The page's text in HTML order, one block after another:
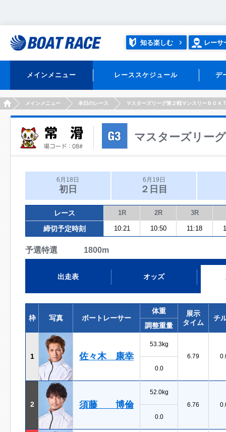
知る楽しむ レーサ
メインメニュー レーススケジュール デ
HOMEメインメニュー 本日のレース マスターズリーグ第２戦マンスリーＢＯＡ
マスターズリー
6月18日
初日
6月19日
２日目
レース 1R 2R 3R
締切予定時刻 10:21 10:50 11:18
予選特選 1800m
出走表 オッズ
枠 写真 ボートレーサー
体重
展示
タイム
チ
調整重量
1 佐々木 康幸
53.3kg
6.79
0.0
2 須藤 博倫
52.0kg
6.76
0.0